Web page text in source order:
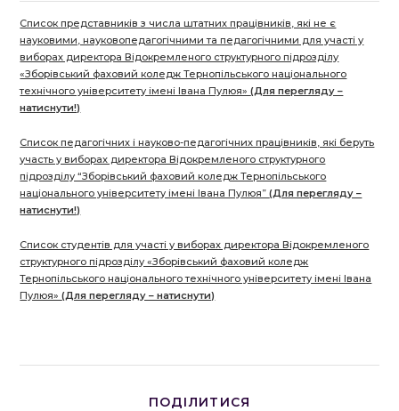
Список представників з числа штатних працівників, які не є
науковими, науковопедагогічними та педагогічними для участі у
виборах директора Відокремленого структурного підрозділу
«Зборівський фаховий коледж Тернопільського національного
технічного університету імені Івана Пулюя»(Для перегляду –
натиснути!)
Список педагогічних і науково-педагогічних працівників, які беруть
участь у виборах директора Відокремленого структурного
підрозділу “Зборівський фаховий коледж Тернопільського
національного університету імені Івана Пулюя”(Для перегляду –
натиснути!)
Список студентів для участі у виборах директора Відокремленого
структурного підрозділу «Зборівський фаховий коледж
Тернопільського національного технічного університету імені Івана
Пулюя»(Для перегляду – натиснути)
ПОДІЛИТИСЯ